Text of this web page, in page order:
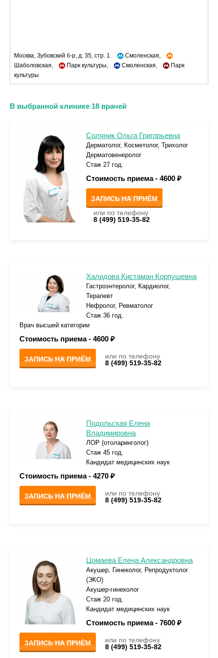
Москва, Зубовский б-р, д. 35, стр. 1.
Смоленская,
Шаболовская,
Парк культуры, Смоленская,
Парк
культуры
В выбранной клинике 18 врачей
Соляник Ольга Григорьевна
Дерматолог, Косметолог, Трихолог
Дерматовенеролог
Стаж 27 год.
Стоимость приема - 4600 ₽
ЗАПИСЬ НА ПРИЁМ
или по телефону
8 (499) 519-35-82
Халидова Кистаман Корпушевна
Гастроэнтеролог, Кардиолог,
Терапевт
Нефролог, Ревматолог
Стаж 36 год.
Врач высшей категории
Стоимость приема - 4600 ₽
ЗАПИСЬ НА ПРИЁМ
или по телефону
8 (499) 519-35-82
Подольская Елена
Владимировна
ЛОР (отоларинголог)
Стаж 45 год.
Кандидат медицинских наук
Стоимость приема - 4270 ₽
ЗАПИСЬ НА ПРИЁМ
или по телефону
8 (499) 519-35-82
Цомаева Елена Александровна
Акушер, Гинеколог, Репродуктолог
(ЭКО)
Акушер-гинеколог
Стаж 20 год.
Кандидат медицинских наук
Стоимость приема - 7600 ₽
ЗАПИСЬ НА ПРИЁМ
или по телефону
8 (499) 519-35-82